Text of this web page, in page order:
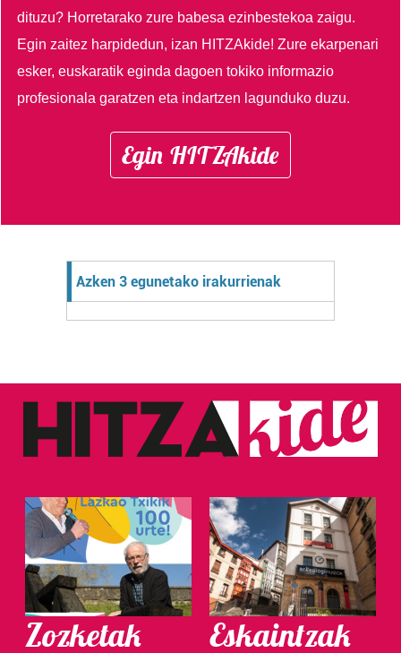
dituzu? Horretarako zure babesa ezinbestekoa zaigu.
Egin zaitez harpidedun, izan HITZAkide!Zure ekarpenari
esker, euskaratik eginda dagoen tokiko informazio
profesionala garatzen eta indartzen lagunduko duzu.
Egin HITZAkide
Azken 3 egunetako irakurrienak
Zozketak Eskaintzak